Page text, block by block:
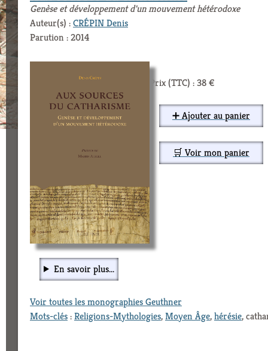
Genèse et développement d'un mouvement hétérodoxe
Auteur(s) :CRÉPIN Denis
Parution : 2014
Prix (TTC) : 38 €
➕ Ajouter au panier
🛒 Voir mon panier
En savoir plus...
Voir toutes les monographies Geuthner
Mots-clés:Religions-Mythologies,Moyen Âge,hérésie,